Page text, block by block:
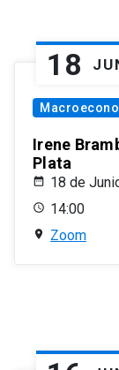
18
Irene
Plata
18 de
14:00
Zoom